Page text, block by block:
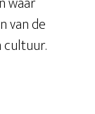
van de
cultuur.